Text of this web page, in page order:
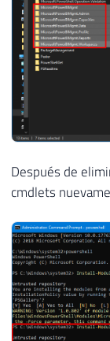
Después de
cmdlets